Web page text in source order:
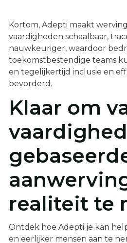
Kortom, Adepti maakt
vaardigheden schaalbaar,
nauwkeuriger, waardoor
toekomstbestendige teams
en tegelijkertijd inclusie en
bevorderd.
Klaar om
realiteit te
Ontdek hoe Adepti je kan
en eerlijker mensen aan te